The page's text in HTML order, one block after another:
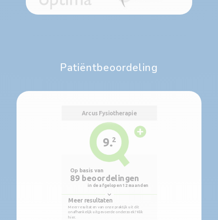
Patiëntbeoordeling